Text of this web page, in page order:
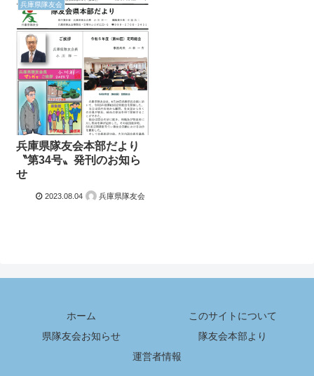
兵庫県隊友会
兵庫県隊友会本部だより
〝第34号〟発刊のお知ら
せ
2023.08.04 兵庫県隊友会
ホーム
このサイトについて
県隊友会お知らせ
隊友会本部より
運営者情報